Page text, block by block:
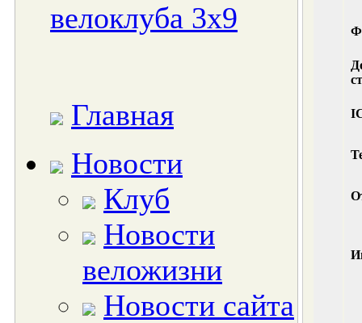
велоклуба 3x9
Главная
Новости
Клуб
Новости
веложизни
Новости сайта